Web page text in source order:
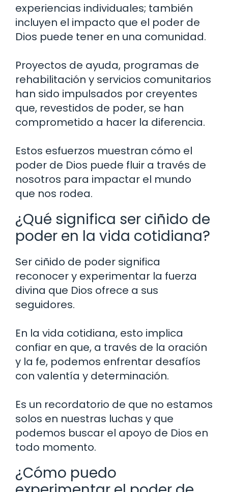
experiencias individuales; también
incluyen el impacto que el poder de
Dios puede tener en una comunidad.
Proyectos de ayuda, programas de
rehabilitación y servicios comunitarios
han sido impulsados por creyentes
que, revestidos de poder, se han
comprometido a hacer la diferencia.
Estos esfuerzos muestran cómo el
poder de Dios puede fluir a través de
nosotros para impactar el mundo
que nos rodea.
¿Qué significa ser ciñido de
poder en la vida cotidiana?
Ser ciñido de poder significa
reconocer y experimentar la fuerza
divina que Dios ofrece a sus
seguidores.
En la vida cotidiana, esto implica
confiar en que, a través de la oración
y la fe, podemos enfrentar desafíos
con valentía y determinación.
Es un recordatorio de que no estamos
solos en nuestras luchas y que
podemos buscar el apoyo de Dios en
todo momento.
¿Cómo puedo